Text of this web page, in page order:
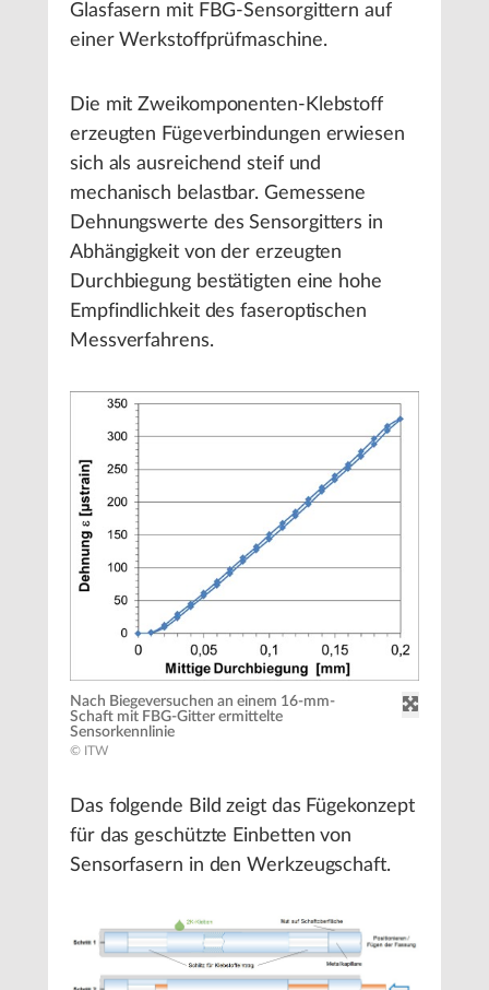
Glasfasern mit FBG-Sensorgittern auf
einer Werkstoffprüfmaschine.
Die mit Zweikomponenten-Klebstoff
erzeugten Fügeverbindungen erwiesen
sich als ausreichend steif und
mechanisch belastbar. Gemessene
Dehnungswerte des Sensorgitters in
Abhängigkeit von der erzeugten
Durchbiegung bestätigten eine hohe
Empfindlichkeit des faseroptischen
Messverfahrens.
Nach Biegeversuchen an einem 16-mm-
Schaft mit FBG-Gitter ermittelte
Sensorkennlinie
© ITW
Das folgende Bild zeigt das Fügekonzept
für das geschützte Einbetten von
Sensorfasern in den Werkzeugschaft.